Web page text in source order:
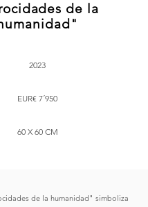
de la
2023
EUR€ 7´950
60 X 60 CM
de la humanidad" simboliza